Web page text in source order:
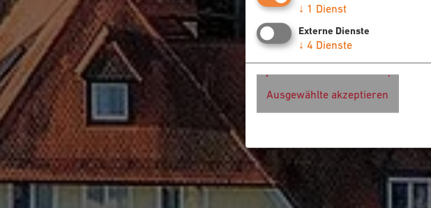
↓ 1 Dienst
Externe Dienste
↓ 4 Dienste
Ausgewählte akzeptieren